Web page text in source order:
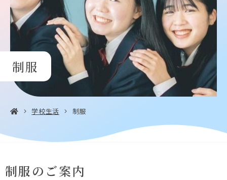
学校生活
進路・進学
受験生の方へ
アクセス
制服
学校生活 制服
制服のご案内